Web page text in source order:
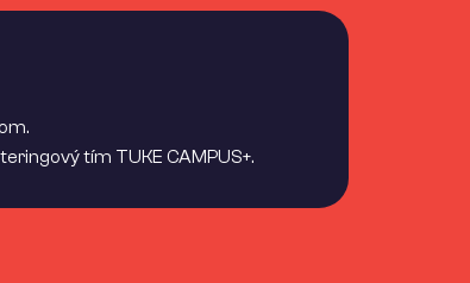
tím TUKE CAMPUS+.